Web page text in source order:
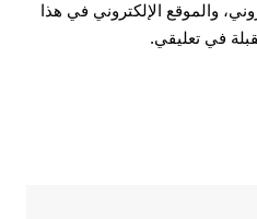
والموقع الإلكتروني في هذا
في تعليقي.